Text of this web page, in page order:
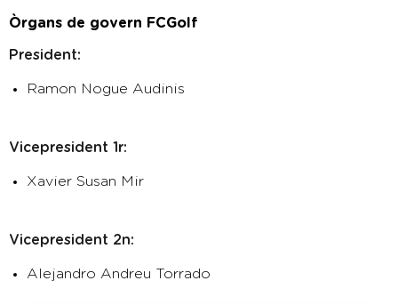
Òrgans de govern FCGolf
President:
Ramon Nogue Audinis
Vicepresident 1r:
Xavier Susan Mir
Vicepresident 2n:
Alejandro Andreu Torrado